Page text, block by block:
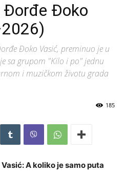
Đorđe Đoko
Đoko Vasić, preminuo je u
sa grupom "Kilo i po" jednu
i muzičkom životu grada
185
A koliko je samo puta